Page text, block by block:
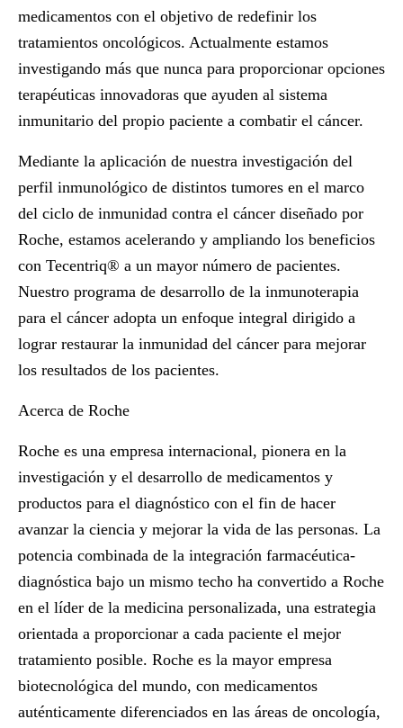
medicamentos con el objetivo de redefinir los
tratamientos oncológicos. Actualmente estamos
investigando más que nunca para proporcionar opciones
terapéuticas innovadoras que ayuden al sistema
inmunitario del propio paciente a combatir el cáncer.
Mediante la aplicación de nuestra investigación del
perfil inmunológico de distintos tumores en el marco
del ciclo de inmunidad contra el cáncer diseñado por
Roche, estamos acelerando y ampliando los beneficios
con Tecentriq® a un mayor número de pacientes.
Nuestro programa de desarrollo de la inmunoterapia
para el cáncer adopta un enfoque integral dirigido a
lograr restaurar la inmunidad del cáncer para mejorar
los resultados de los pacientes.
Acerca de Roche
Roche es una empresa internacional, pionera en la
investigación y el desarrollo de medicamentos y
productos para el diagnóstico con el fin de hacer
avanzar la ciencia y mejorar la vida de las personas. La
potencia combinada de la integración farmacéutica-
diagnóstica bajo un mismo techo ha convertido a Roche
en el líder de la medicina personalizada, una estrategia
orientada a proporcionar a cada paciente el mejor
tratamiento posible. Roche es la mayor empresa
biotecnológica del mundo, con medicamentos
auténticamente diferenciados en las áreas de oncología,